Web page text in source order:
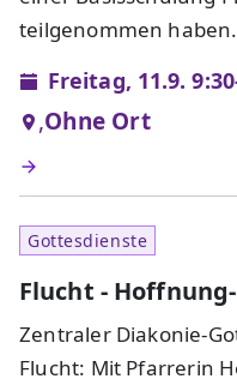
teilgenommen haben.
Freitag, 11.9.
,Ohne Ort
Gottesdienste
Flucht -
Zentraler Diakonie-
Flucht: Mit Pfarrerin